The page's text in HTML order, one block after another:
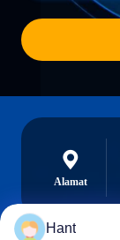
Alamat
Hant